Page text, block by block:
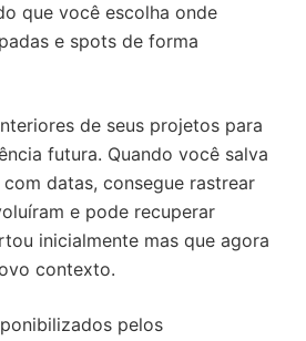
que você escolha onde
e spots de forma
de seus projetos para
futura. Quando você salva
datas, consegue rastrear
e pode recuperar
inicialmente mas que agora
contexto.
pelos